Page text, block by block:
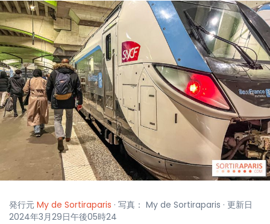
発行元 My de Sortiraparis · 写真： My de Sortiraparis · 更新日
2024年3月29日午後05時24